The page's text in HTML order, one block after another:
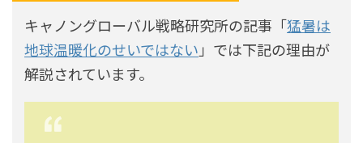
キャノングローバル戦略研究所の記事「猛暑は
地球温暖化のせいではない 」では下記の理由が
解説されています。